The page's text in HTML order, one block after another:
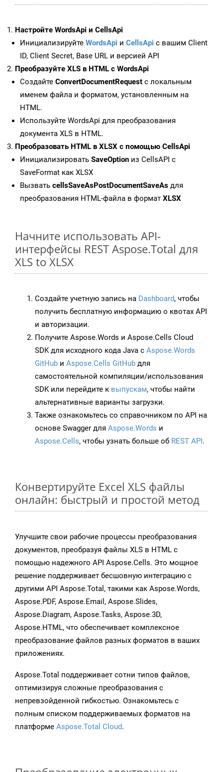
Настройте WordsApi и CellsApi
Инициализируйте WordsApi и CellsApi с вашим Client
ID, Client Secret, Base URL и версией API
Преобразуйте XLS в HTML с WordsApi
Создайте ConvertDocumentRequest с локальным
именем файла и форматом, установленным на
HTML.
Используйте WordsApi для преобразования
документа XLS в HTML.
Преобразовать HTML в XLSX с помощью CellsApi
Инициализировать SaveOption из CellsAPI с
SaveFormat как XLSX
Вызвать cellsSaveAsPostDocumentSaveAs для
преобразования HTML-файла в формат XLSX
Начните использовать API-
интерфейсы REST Aspose.Total для
XLS to XLSX
Создайте учетную запись на Dashboard, чтобы
получить бесплатную информацию о квотах API
и авторизации.
Получите Aspose.Words и Aspose.Cells Cloud
SDK для исходного кода Java с Aspose.Words
GitHub и Aspose.Cells GitHub для
самостоятельной компиляции/использования
SDK или перейдите к выпускам, чтобы найти
альтернативные варианты загрузки.
Также ознакомьтесь со справочником по API на
основе Swagger для Aspose.Words и
Aspose.Cells, чтобы узнать больше об REST API.
Конвертируйте Excel XLS файлы
онлайн: быстрый и простой метод
Улучшите свои рабочие процессы преобразования
документов, преобразуя файлы XLS в HTML с
помощью надежного API Aspose.Cells. Это мощное
решение поддерживает бесшовную интеграцию с
другими API Aspose.Total, такими как Aspose.Words,
Aspose.PDF, Aspose.Email, Aspose.Slides,
Aspose.Diagram, Aspose.Tasks, Aspose.3D,
Aspose.HTML, что обеспечивает комплексное
преобразование файлов разных форматов в ваших
приложениях.
Aspose.Total поддерживает сотни типов файлов,
оптимизируя сложные преобразования с
непревзойденной гибкостью. Ознакомьтесь с
полным списком поддерживаемых форматов на
платформе Aspose.Total Cloud.